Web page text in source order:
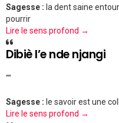
Sagesse : la dent saine
pourrir
Lire le sens profond →
Dibiè l’e nde njangi
""
Sagesse : le savoir est une
Lire le sens profond →